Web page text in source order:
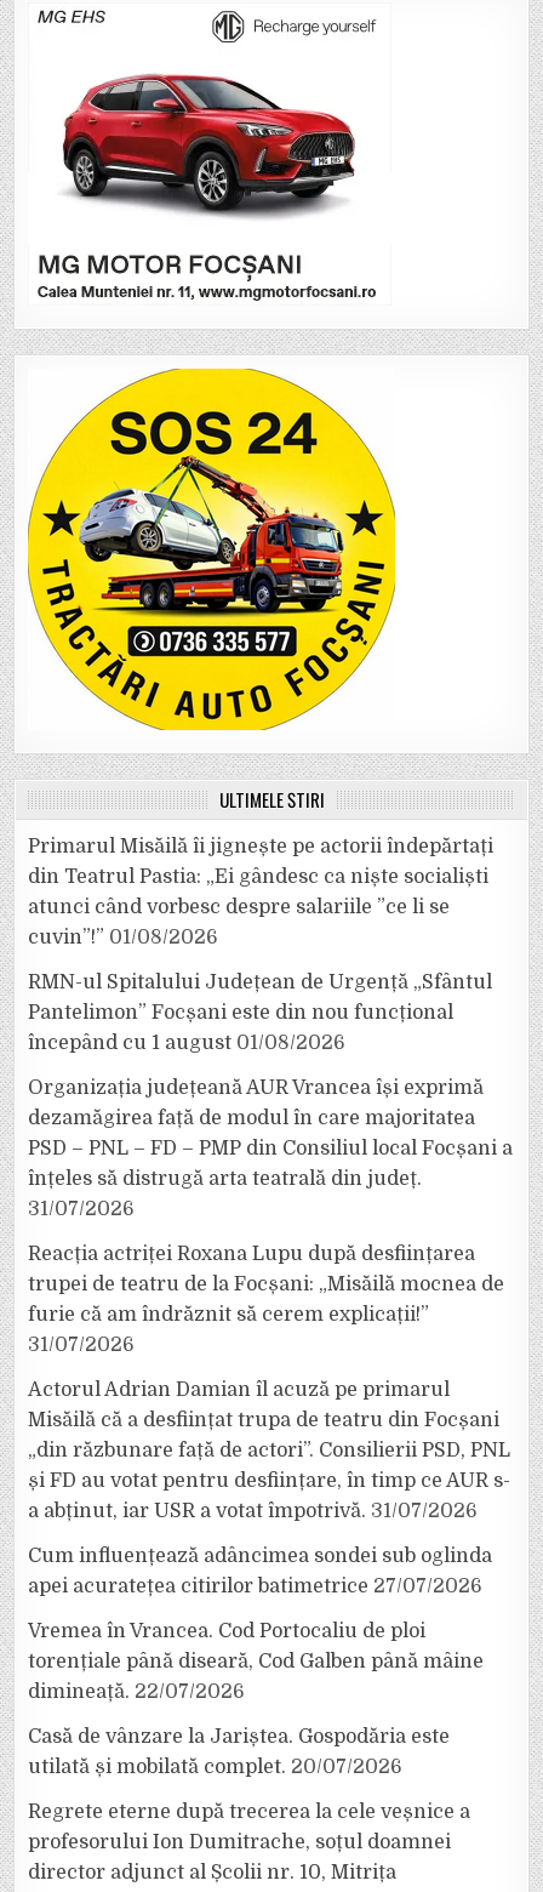
ULTIMELE ȘTIRI
Primarul Misăilă îi jignește pe actorii îndepărtați
din Teatrul Pastia: „Ei gândesc ca niște socialiști
atunci când vorbesc despre salariile ”ce li se
cuvin”!” 01/08/2026
RMN-ul Spitalului Județean de Urgență „Sfântul
Pantelimon” Focșani este din nou funcțional
începând cu 1 august 01/08/2026
Organizația județeană AUR Vrancea își exprimă
dezamăgirea față de modul în care majoritatea
PSD – PNL – FD – PMP din Consiliul local Focșani a
înțeles să distrugă arta teatrală din județ.
31/07/2026
Reacția actriței Roxana Lupu după desființarea
trupei de teatru de la Focșani: „Misăilă mocnea de
furie că am îndrăznit să cerem explicații!”
31/07/2026
Actorul Adrian Damian îl acuză pe primarul
Misăilă că a desființat trupa de teatru din Focșani
„din răzbunare față de actori”. Consilierii PSD, PNL
și FD au votat pentru desființare, în timp ce AUR s-
a abținut, iar USR a votat împotrivă. 31/07/2026
Cum influențează adâncimea sondei sub oglinda
apei acuratețea citirilor batimetrice 27/07/2026
Vremea în Vrancea. Cod Portocaliu de ploi
torențiale până diseară, Cod Galben până mâine
dimineață. 22/07/2026
Casă de vânzare la Jariștea. Gospodăria este
utilată și mobilată complet. 20/07/2026
Regrete eterne după trecerea la cele veșnice a
profesorului Ion Dumitrache, soțul doamnei
director adjunct al Școlii nr. 10, Mitrița